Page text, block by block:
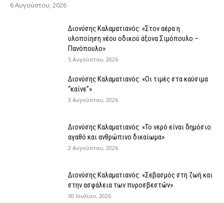
6 Αυγούστου, 2026
Διονύσης Καλαματιανός: «Στον αέρα η
υλοποίηση νέου οδικού άξονα Σιμόπουλο –
Πανόπουλο»
5 Αυγούστου, 2026
Διονύσης Καλαματιανός: «Οι τιμές στα καύσιμα
“καίνε”»
3 Αυγούστου, 2026
Διονύσης Καλαματιανός: «Το νερό είναι δημόσιο
αγαθό και ανθρώπινο δικαίωμα»
2 Αυγούστου, 2026
Διονύσης Καλαματιανός: «Σεβασμός στη ζωή και
στην ασφάλεια των πυροσβεστών»
30 Ιουλίου, 2026